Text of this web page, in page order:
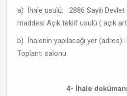
a) İhale usulü: 2886 Sayılı Devlet
maddesi Açık teklif usulü ( açık
b) İhalenin yapılacağı yer
Toplantı salonu
4- İhale